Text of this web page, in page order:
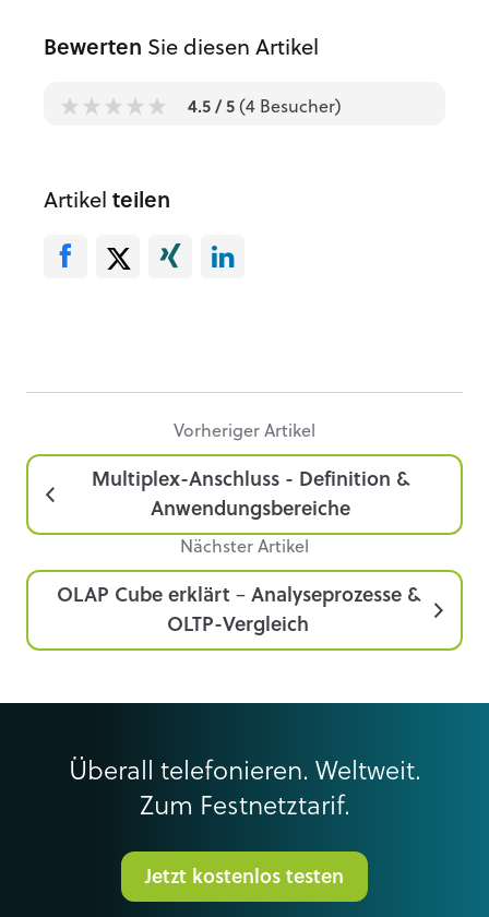
Bewerten Sie diesen Artikel
4.5 / 5 (4 Besucher)
Artikel teilen
Vorheriger Artikel
Multiplex-Anschluss - Definition &
Anwendungsbereiche
Nächster Artikel
OLAP Cube erklärt – Analyseprozesse &
OLTP-Vergleich
Überall telefonieren. Weltweit.
Zum Festnetztarif.
Jetzt kostenlos testen